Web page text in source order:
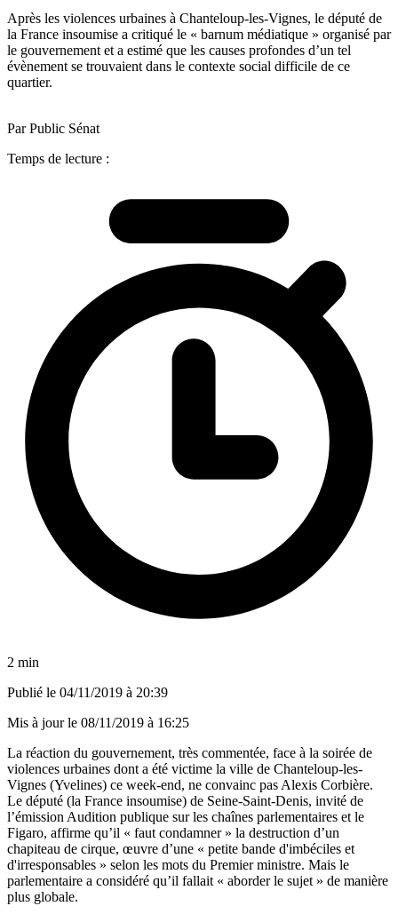
Après les violences urbaines à Chanteloup-les-Vignes, le député de
la France insoumise a critiqué le « barnum médiatique » organisé par
le gouvernement et a estimé que les causes profondes d’un tel
évènement se trouvaient dans le contexte social difficile de ce
quartier.
Par Public Sénat
Temps de lecture :
2 min
Publié le 04/11/2019 à 20:39
Mis à jour le 08/11/2019 à 16:25
La réaction du gouvernement, très commentée, face à la soirée de
violences urbaines dont a été victime la ville de Chanteloup-les-
Vignes (Yvelines) ce week-end, ne convainc pas Alexis Corbière.
Le député (la France insoumise) de Seine-Saint-Denis, invité de
l’émission Audition publique sur les chaînes parlementaires et le
Figaro, affirme qu’il « faut condamner » la destruction d’un
chapiteau de cirque, œuvre d’une « petite bande d'imbéciles et
d'irresponsables » selon les mots du Premier ministre. Mais le
parlementaire a considéré qu’il fallait « aborder le sujet » de manière
plus globale.